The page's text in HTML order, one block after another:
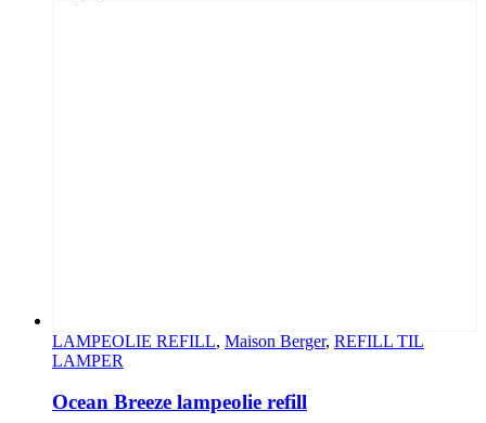
LAMPEOLIE REFILL, Maison Berger, REFILL TIL
LAMPER
Ocean Breeze lampeolie refill